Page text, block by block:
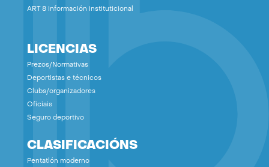
ART 8 información instituticional
LICENCIAS
Prezos/Normativas
Deportistas e técnicos
Clubs/organizadores
Oficiais
Seguro deportivo
CLASIFICACIÓNS
Pentatlón moderno